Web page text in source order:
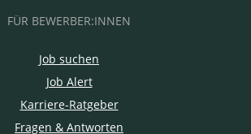
FÜR BEWERBER:INNEN
Job suchen
Job Alert
Karriere-Ratgeber
Fragen & Antworten